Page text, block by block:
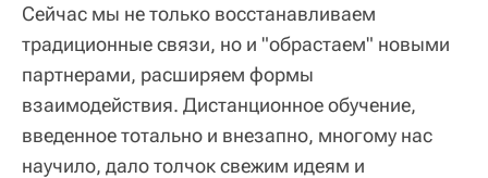
Сейчас мы не только восстанавливаем
традиционные связи, но и "обрастаем" новыми
партнерами, расширяем формы
взаимодействия. Дистанционное обучение,
введенное тотально и внезапно, многому нас
научило, дало толчок свежим идеям и